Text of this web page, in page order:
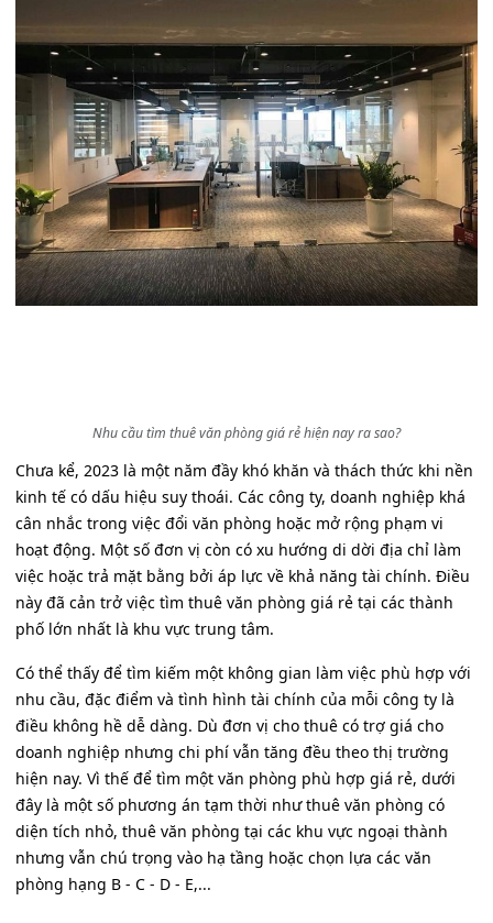
Nhu cầu tìm thuê văn phòng giá rẻ hiện nay ra sao?
Chưa kể, 2023 là một năm đầy khó khăn và thách thức khi nền
kinh tế có dấu hiệu suy thoái. Các công ty, doanh nghiệp khá
cân nhắc trong việc đổi văn phòng hoặc mở rộng phạm vi
hoạt động. Một số đơn vị còn có xu hướng di dời địa chỉ làm
việc hoặc trả mặt bằng bởi áp lực về khả năng tài chính. Điều
này đã cản trở việc tìm thuê văn phòng giá rẻ tại các thành
phố lớn nhất là khu vực trung tâm.
Có thể thấy để tìm kiếm một không gian làm việc phù hợp với
nhu cầu, đặc điểm và tình hình tài chính của mỗi công ty là
điều không hề dễ dàng. Dù đơn vị cho thuê có trợ giá cho
doanh nghiệp nhưng chi phí vẫn tăng đều theo thị trường
hiện nay. Vì thế để tìm một văn phòng phù hợp giá rẻ, dưới
đây là một số phương án tạm thời như thuê văn phòng có
diện tích nhỏ, thuê văn phòng tại các khu vực ngoại thành
nhưng vẫn chú trọng vào hạ tầng hoặc chọn lựa các văn
phòng hạng B - C - D - E,...